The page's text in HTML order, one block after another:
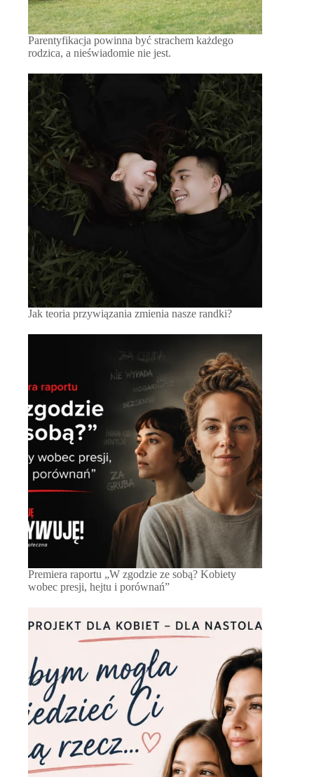
Parentyfikacja powinna być strachem każdego
rodzica, a nieświadomie nie jest.
Jak teoria przywiązania zmienia nasze randki?
Premiera raportu „W zgodzie ze sobą? Kobiety
wobec presji, hejtu i porównań”